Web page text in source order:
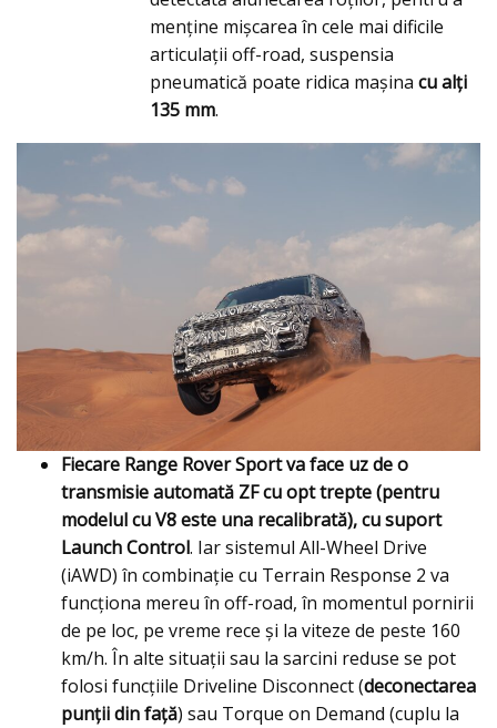
menține mişcarea în cele mai dificile
articulații off-road, suspensia
pneumatică poate ridica maşina cu alţi
135 mm.
Fiecare Range Rover Sport va face uz de o
transmisie automată ZF cu opt trepte (pentru
modelul cu V8 este una recalibrată), cu suport
Launch Control. Iar sistemul All-Wheel Drive
(iAWD) în combinaţie cu Terrain Response 2 va
funcţiona mereu în off-road, în momentul pornirii
de pe loc, pe vreme rece şi la viteze de peste 160
km/h. În alte situaţii sau la sarcini reduse se pot
folosi funcţiile Driveline Disconnect (deconectarea
punţii din faţă) sau Torque on Demand (cuplu la